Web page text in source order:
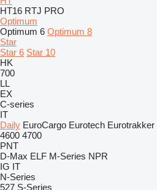
HT16 RTJ PRO
Optimum
Optimum 6 Optimum 8
Star
Star 6 Star 10
HK
700
LL
EX
C-series
IT
Daily EuroCargo Eurotech Eurotrakker
4600 4700
PNT
D-Max ELF M-Series NPR
IG IT
N-Series
527 S-Series